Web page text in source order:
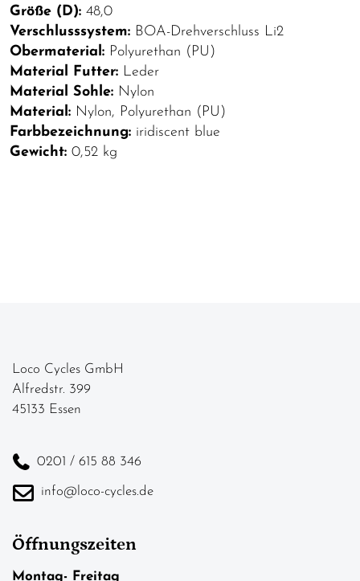
Größe (D): 48,0
Verschlusssystem: BOA-Drehverschluss Li2
Obermaterial: Polyurethan (PU)
Material Futter: Leder
Material Sohle: Nylon
Material: Nylon, Polyurethan (PU)
Farbbezeichnung: iridiscent blue
Gewicht: 0,52 kg
Loco Cycles GmbH
Alfredstr. 399
45133 Essen
0201 / 615 88 346
info@loco-cycles.de
Öffnungszeiten
Montag- Freitag